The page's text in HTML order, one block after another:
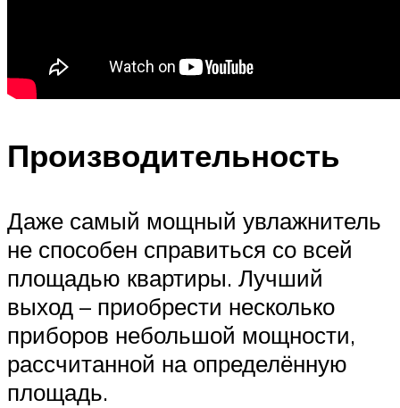
Производительность
Даже самый мощный увлажнитель
не способен справиться со всей
площадью квартиры. Лучший
выход – приобрести несколько
приборов небольшой мощности,
рассчитанной на определённую
площадь.